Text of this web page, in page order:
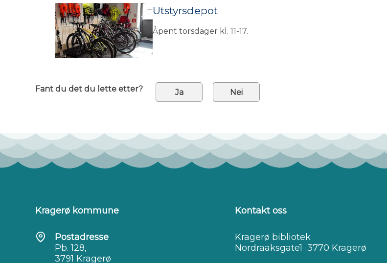
Utstyrsdepot
Åpent torsdager kl. 11-17.
Fant du det du lette etter? Ja Nei
Kragerø kommune
Postadresse
Pb. 128,
3791 Kragerø
Kontakt oss
Kragerø bibliotek
Nordraaksgate1 3770 Kragerø